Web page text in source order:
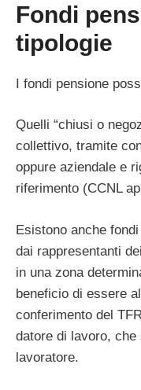
Fondi
tipologie
I fondi pensione
Quelli “chiusi o
collettivo, tramite
oppure aziendale e
riferimento (CCNL
Esistono anche
dai rappresentanti
in una zona
beneficio di essere
conferimento del
datore di lavoro, che
lavoratore.